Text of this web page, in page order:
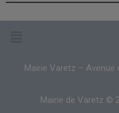
Mairie Varetz – Avenue
Mairie de Varetz ©